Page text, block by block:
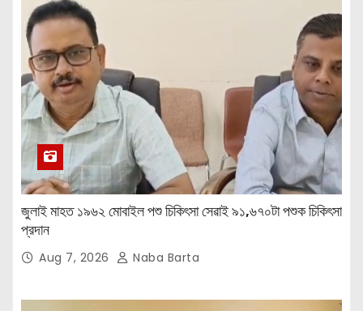
জুলাই মাহত ১৯৬২ মোবাইল পশু চিকিৎসা সেৱাই ৯১,৬৭০টা পশুক চিকিৎসা
প্রদান
Aug 7, 2026 Naba Barta